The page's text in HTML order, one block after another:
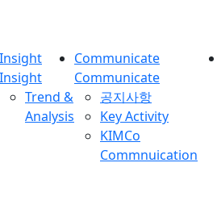
Insight
Insight
Trend &
Analysis
Communicate
Communicate
공지사항
Key Activity
KIMCo
Commnuication
news